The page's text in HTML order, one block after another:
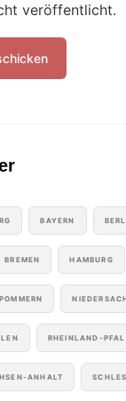
veröffentlicht.
BAYERN
BREMEN HAMBURG
RHEINLAND-
ANHALT